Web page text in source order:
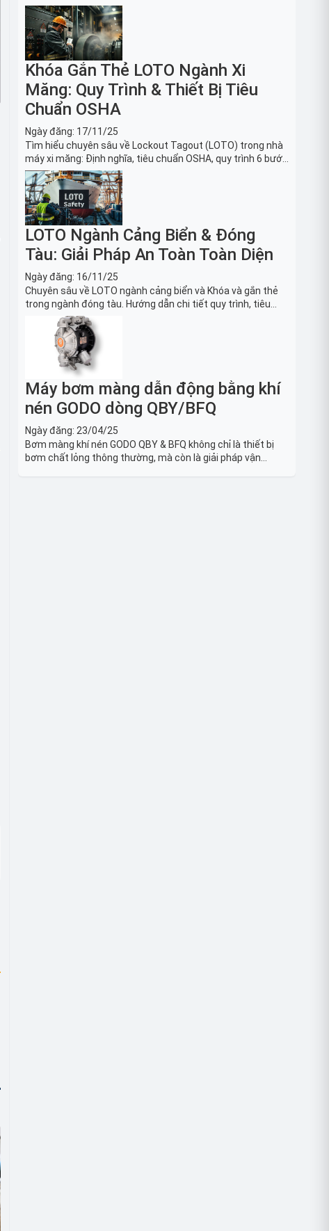
robot, băng tải sản xuất ô tô và dây chuyền lắp ráp xe hơi.
Khóa Gắn Thẻ LOTO Ngành Xi
Măng: Quy Trình & Thiết Bị Tiêu
Chuẩn OSHA
Ngày đăng: 17/11/25
Tìm hiểu chuyên sâu về Lockout Tagout (LOTO) trong nhà
máy xi măng: Định nghĩa, tiêu chuẩn OSHA, quy trình 6 bước
và danh sách thiết bị LOTO thiết yếu. Giải pháp bảo trì lò
nung, máy nghiền an toàn.
LOTO Ngành Cảng Biển & Đóng
Tàu: Giải Pháp An Toàn Toàn Diện
Ngày đăng: 16/11/25
Chuyên sâu về LOTO ngành cảng biển và Khóa và gắn thẻ
trong ngành đóng tàu. Hướng dẫn chi tiết quy trình, tiêu
chuẩn OSHA, thiết bị và Giải pháp LOTO trong công nghiệp
đóng tàu toàn diện.
Máy bơm màng dẫn động bằng khí
nén GODO dòng QBY/BFQ
Ngày đăng: 23/04/25
Bơm màng khí nén GODO QBY & BFQ không chỉ là thiết bị
bơm chất lỏng thông thường, mà còn là giải pháp vận